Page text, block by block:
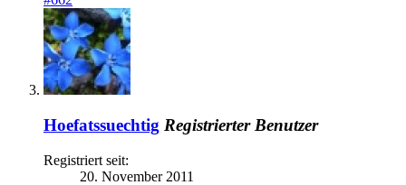
Hoefatssuechtig Registrierter Benutzer
Registriert seit:
20. November 2011